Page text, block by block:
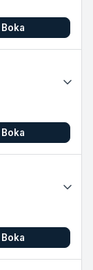
Boka
Boka
Boka